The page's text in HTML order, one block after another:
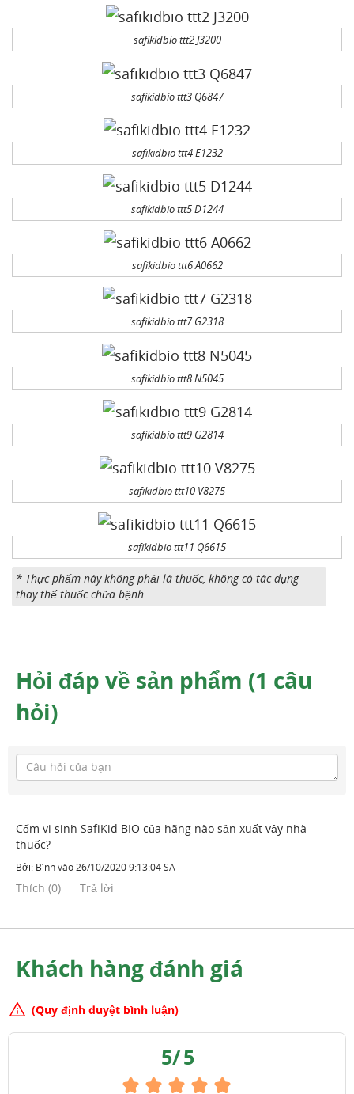
safikidbio ttt2 J3200
safikidbio ttt3 Q6847
safikidbio ttt4 E1232
safikidbio ttt5 D1244
safikidbio ttt6 A0662
safikidbio ttt7 G2318
safikidbio ttt8 N5045
safikidbio ttt9 G2814
safikidbio ttt10 V8275
safikidbio ttt11 Q6615
* Thực phẩm này không phải là thuốc, không có tác dụng
thay thế thuốc chữa bệnh
Hỏi đáp về sản phẩm (1 câu
hỏi)
Cốm vi sinh SafiKid BIO của hãng nào sản xuất vậy nhà
thuốc?
Bởi: Bìnhvào26/10/2020 9:13:04 SA
Thích (0) Trả lời
Khách hàng đánh giá
(Quy định duyệt bình luận)
5/5